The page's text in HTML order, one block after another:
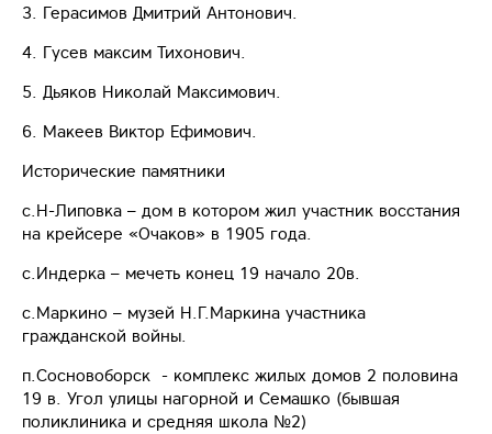
3. Герасимов Дмитрий Антонович.
4. Гусев максим Тихонович.
5. Дьяков Николай Максимович.
6. Макеев Виктор Ефимович.
Исторические памятники
с.Н-Липовка – дом в котором жил участник восстания
на крейсере «Очаков» в 1905 года.
с.Индерка – мечеть конец 19 начало 20в.
с.Маркино – музей Н.Г.Маркина участника
гражданской войны.
п.Сосновоборск - комплекс жилых домов 2 половина
19 в. Угол улицы нагорной и Семашко (бывшая
поликлиника и средняя школа №2)